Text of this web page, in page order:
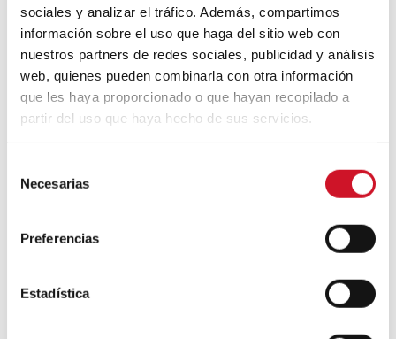
sociales y analizar el tráfico. Además, compartimos
información sobre el uso que haga del sitio web con
nuestros partners de redes sociales, publicidad y análisis
web, quienes pueden combinarla con otra información
que les haya proporcionado o que hayan recopilado a
partir del uso que haya hecho de sus servicios.
Necesarias
Preferencias
Estadística
quiero destacar a dos colaboradores: Kiel
Moe, coautor del libro
Urbanismos en
lleva años realizando análisis de ciclos de
vida. Y, por supuesto, no quiero olvidarme
de Nader Tehrani, mi arquitecto favorito, ni
dejar de mencionar la publicaciónMass
la realidad y no te permite hacer una
reflexión profunda. Me siento afortunado de